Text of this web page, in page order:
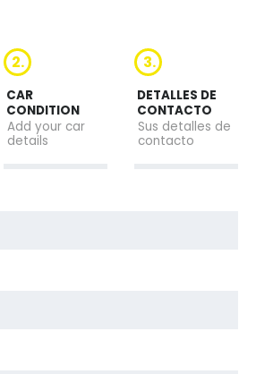
2.
CAR
CONDITION
Add your car
details
3.
DETALLES DE
CONTACTO
Sus detalles de
contacto